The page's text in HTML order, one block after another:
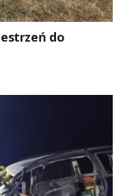
do